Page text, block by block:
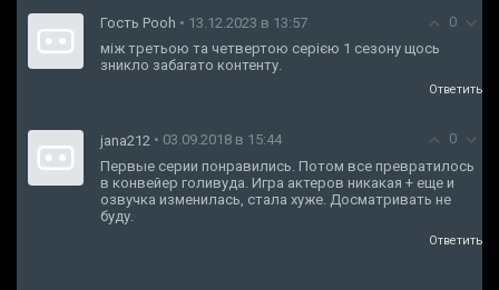
0
Гость Pooh • 13.12.2023 в 13:57
між третьою та четвертою серією 1 сезону щось
зникло забагато контенту.
Ответить
0
jana212 • 03.09.2018 в 15:44
Первые серии понравились. Потом все превратилось
в конвейер голивуда. Игра актеров никакая + еще и
озвучка изменилась, стала хуже. Досматривать не
буду.
Ответить